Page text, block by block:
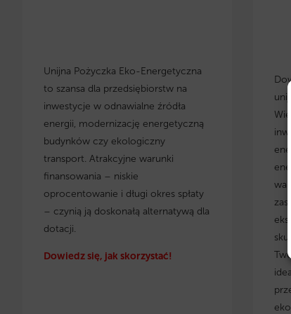
Unijna Pożyczka Eko-Energetyczna
to szansa dla przedsiębiorstw na
inwestycje w odnawialne źródła
energii, modernizację energetyczną
budynków czy ekologiczny
transport. Atrakcyjne warunki
finansowania – niskie
oprocentowanie i długi okres spłaty
– czynią ją doskonałą alternatywą dla
dotacji.
Dowiedz się, jak skorzystać!